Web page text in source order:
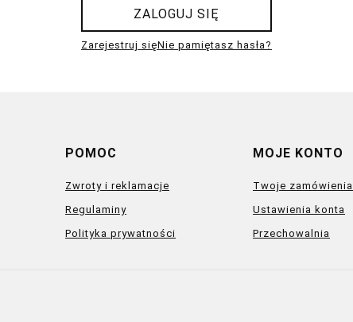
ZALOGUJ SIĘ
Nie pamiętasz hasła?
Zarejestruj się
POMOC
Zwroty i reklamacje
Regulaminy
Polityka prywatności
MOJE KONTO
Twoje zamówienia
Ustawienia konta
Przechowalnia